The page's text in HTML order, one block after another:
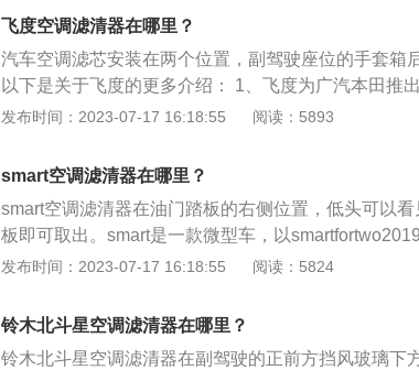
粒物，包括灰尘，花粉等隔离在外。2、如果没有空调
生过敏反应。3、汽车使用的空调滤芯有两种类型，
含有活性炭，有活性炭的空调滤芯，还可以吸附大量
周期一般是每行驶1万公里更换一次，空调滤芯不能使
飞度空调滤清器在哪里？
汽车空调滤芯安装在两个位置，副驾驶座位的手套箱
以下是关于飞度的更多介绍： 1、飞度为广汽本田推
飞度于2014年5月29日上市。 2、飞度自2001年推出
EC发动机，CVT无级变速器，Idle-stop发动机节能自
辅助系统，智能屏互联系统等十大领先同级别的先进
发布时间：2023-07-17 16:18:55 阅读：5893
smart空调滤清器在哪里？
smart空调滤清器在油门踏板的右侧位置，低头可以
板即可取出。smart是一款微型车，以
车身尺寸是：长2695毫米、宽1663毫米、高1555毫
涡轮增压直列3缸发动机，最大马力是90匹，最大功
是每分钟5500转。
发布时间：2023-07-17 16:18:55 阅读：5824
铃木北斗星空调滤清器在哪里？
铃木北斗星空调滤清器在副驾驶的正前方挡风玻璃下